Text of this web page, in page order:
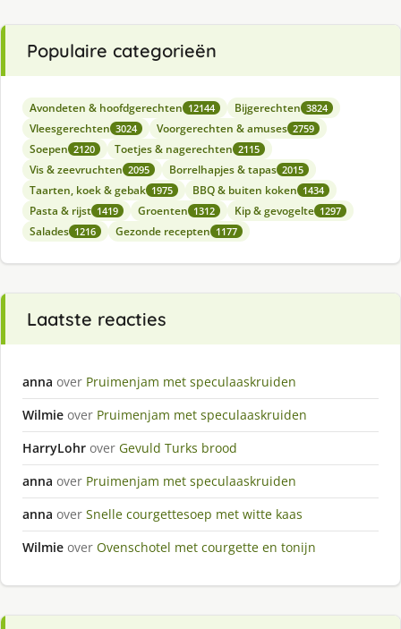
Populaire categorieën
Avondeten & hoofdgerechten 12144 Bijgerechten 3824
Vleesgerechten 3024 Voorgerechten & amuses 2759
Soepen 2120 Toetjes & nagerechten 2115
Vis & zeevruchten 2095 Borrelhapjes & tapas 2015
Taarten, koek & gebak 1975 BBQ & buiten koken 1434
Pasta & rijst 1419 Groenten 1312 Kip & gevogelte 1297
Salades 1216 Gezonde recepten 1177
Laatste reacties
anna over Pruimenjam met speculaaskruiden
Wilmie over Pruimenjam met speculaaskruiden
HarryLohr over Gevuld Turks brood
anna over Pruimenjam met speculaaskruiden
anna over Snelle courgettesoep met witte kaas
Wilmie over Ovenschotel met courgette en tonijn